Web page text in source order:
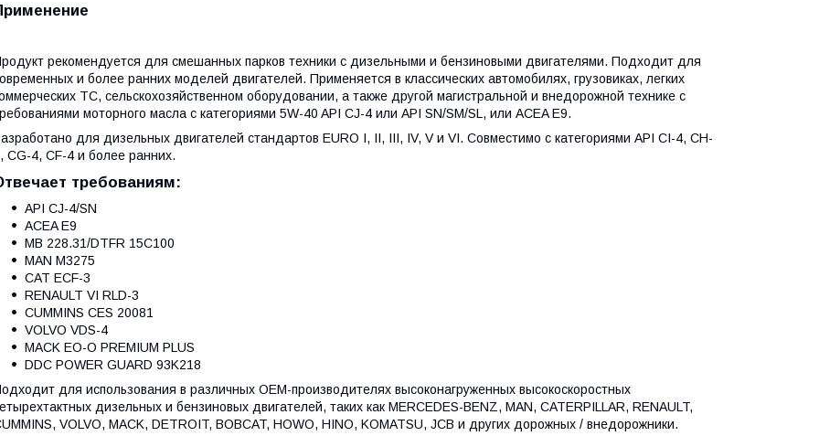
рекомендуется для смешанных парков техники с дизельными и бензиновыми двигателями. Подходит для
и более ранних моделей двигателей. Применяется в классических автомобилях, грузовиках, легких
ТС, сельскохозяйственном оборудовании, а также другой магистральной и внедорожной технике с
моторного масла с категориями 5W-40 API CJ-4 или API SN/SM/SL, или ACEA E9.
для дизельных двигателей стандартов EURO I, II, III, IV, V и VI. Совместимо с категориями API CI-4, CH-
CG-4, CF-4 и более ранних.
требованиям:
API CJ-4/SN
ACEA E9
MB 228.31/DTFR 15C100
MAN M3275
CAT ECF-3
RENAULT VI RLD-3
CUMMINS CES 20081
VOLVO VDS-4
MACK EO-O PREMIUM PLUS
DDC POWER GUARD 93K218
для использования в различных OEM-производителях высоконагруженных высокоскоростных
дизельных и бензиновых двигателей, таких как MERCEDES-BENZ, MAN, CATERPILLAR, RENAULT,
VOLVO, MACK, DETROIT, BOBCAT, HOWO, HINO, KOMATSU, JCB и других дорожных / внедорожники.